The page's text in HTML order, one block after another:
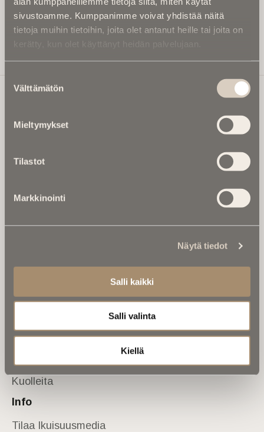
sivustoamme. Kumppanimme voivat yhdistää näitä
tietoja muihin tietoihin, joita olet antanut heille tai joita on
kerätty, kun olet käyttänyt heidän palvelujaan.
valinta
Välttämätön
Mieltymykset
Tilastot
Markkinointi
Näytä tiedot
Salli kaikki
Salli valinta
Kiellä
Tilaa Uutiskirje
Ikuisuusmedia
valtakunnallinen mediabrändi. Julkaisemme uusimmat
kuolinuutiset ja kuolintiedot.
Anna palautetta
Muistokirjoituksia
Kuolema koskettaa
Asiantuntijoilta
Kuolleita
Info
Tilaa Ikuisuusmedia